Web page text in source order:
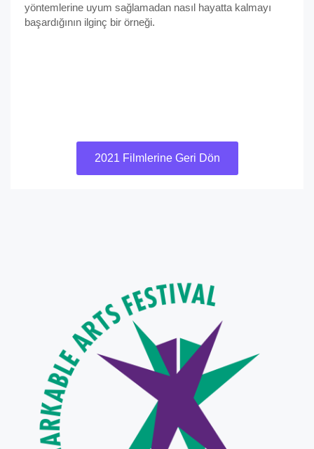
yöntemlerine uyum sağlamadan nasıl hayatta kalmayı
başardığının ilginç bir örneği.
2021 Filmlerine Geri Dön